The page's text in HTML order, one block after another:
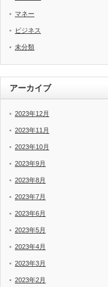
マネー
ビジネス
未分類
アーカイブ
2023年12月
2023年11月
2023年10月
2023年9月
2023年8月
2023年7月
2023年6月
2023年5月
2023年4月
2023年3月
2023年2月